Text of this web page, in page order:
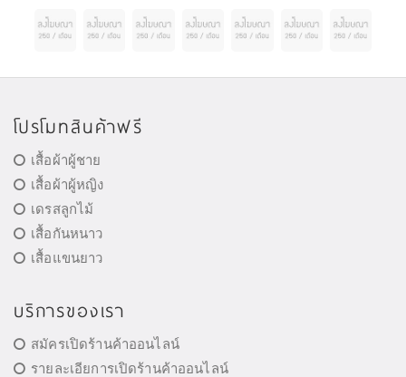
โปรโมทสินค้าฟรี
เสื้อผ้าผู้ชาย
เสื้อผ้าผู้หญิง
เดรสลูกไม้
เสื้อกันหนาว
เสื้อแขนยาว
บริการของเรา
สมัครเปิดร้านค้าออนไลน์
รายละเอียการเปิดร้านค้าออนไลน์